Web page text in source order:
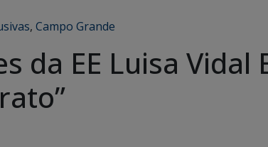
, Campo Grande
da EE Luisa